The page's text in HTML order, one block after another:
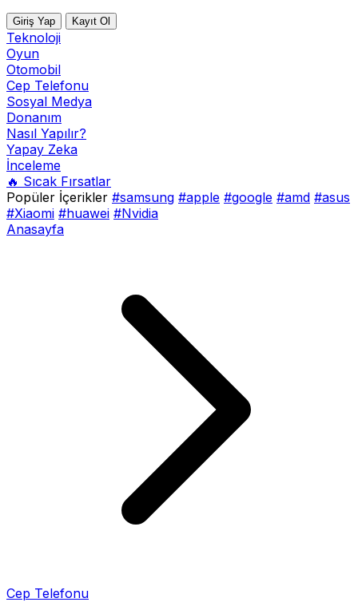
Giriş Yap Kayıt Ol
Teknoloji
Oyun
Otomobil
Cep Telefonu
Sosyal Medya
Donanım
Nasıl Yapılır?
Yapay Zeka
İnceleme
🔥 Sıcak Fırsatlar
Popüler İçerikler #samsung #apple #google #amd #asus
#Xiaomi #huawei #Nvidia
Anasayfa
Cep Telefonu